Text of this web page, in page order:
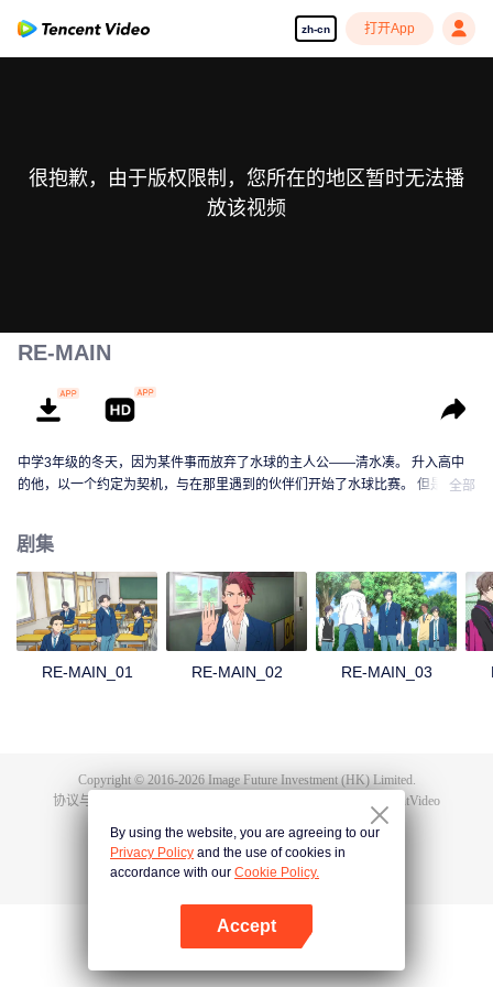
zh-cn 打开App
很抱歉，由于版权限制，您所在的地区暂时无法播
放该视频
RE-MAIN
中学3年级的冬天，因为某件事而放弃了水球的主人公——清水凑。 升入高中
的他，以一个约定为契机，与在那里遇到的伙伴们开始了水球比赛。 但是，在
全部
剧集
RE-MAIN_01 RE-MAIN_02 RE-MAIN_03
Copyright © 2016-2026Image Future Investment (HK) Limited.
协议与条款
TencentVideo
By using the website, you are agreeing to our
Privacy Policy and the use of cookies in
accordance with our Cookie Policy.
Accept